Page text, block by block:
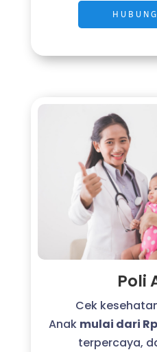
Poli
Cek
Anak mulai dari
terpercaya,